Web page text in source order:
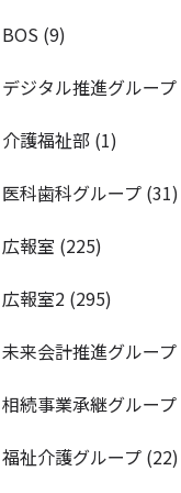
BOS (9)
デジタル推進グループ
介護福祉部 (1)
医科歯科グループ (31)
広報室 (225)
広報室2 (295)
未来会計推進グループ
相続事業承継グループ
福祉介護グループ (22)